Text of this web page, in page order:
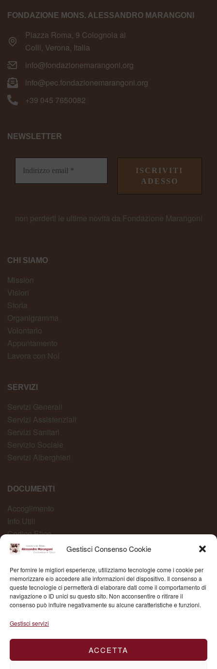
Gestisci Consenso Cookie
Per fornire le migliori esperienze, utilizziamo tecnologie come i cookie per
memorizzare e/o accedere alle informazioni del dispositivo. Il consenso a
queste tecnologie ci permetterà di elaborare dati come il comportamento di
navigazione o ID unici su questo sito. Non acconsentire o ritirare il
consenso può influire negativamente su alcune caratteristiche e funzioni.
Gestisci servizi
ACCETTA
FONDAZIONE MONS. ALESSANDRO MARANGONI
Piazza Roma, 9 Colognola ai
Colli, Verona, Italia
info@fondazionemarangoni.org
info@pec.fondazionemarangoni.org
+39 045 7650082
CHI SIAMO
Mission
Vision
Storia
Organigramma
Volontario
Appuntamento
Lavora con Noi
SERVIZI
Servizi Generali
Servizi Assistenziali
Servizi Sanitari
Servizio Sociale
Servizi Alberghieri
DOCUMENTI
Accoglimento
Info Utili
Codice Etico
Carta dei Servizi
Whistleblowing
NEWSLETTER
non perderti le ultime novità da Fondazione Marangoni
Fond. Mons. Alessandro Marangoni © 2025 | P.IVA